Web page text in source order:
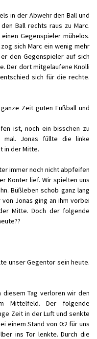
in der Abwehr den Ball und
Ball rechts raus zu Marc.
Gegenspieler mühelos.
sich Marc ein wenig mehr
den Gegenspieler auf sich
Der dort mitgelaufene Knolli
sich für die rechte.
Zeit guten Fußball und
ist, noch ein bisschen zu
mal. Jonas füllte die linke
in der Mitte.
immer noch nicht abpfeifen
Konter lief. Wir spielten uns
Büßleben schob ganz lang
Jonas ging an ihm vorbei
Mitte. Doch der folgende
unser Gegentor sein heute.
diesem Tag verloren wir den
Mittelfeld. Der folgende
Zeit in der Luft und senkte
einem Stand von 0:2 für uns
ins Tor lenkte. Durch die